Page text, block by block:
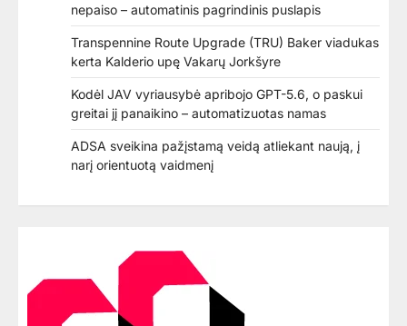
nepaiso – automatinis pagrindinis puslapis
Transpennine Route Upgrade (TRU) Baker viadukas
kerta Kalderio upę Vakarų Jorkšyre
Kodėl JAV vyriausybė apribojo GPT-5.6, o paskui
greitai jį panaikino – automatizuotas namas
ADSA sveikina pažįstamą veidą atliekant naują, į
narį orientuotą vaidmenį